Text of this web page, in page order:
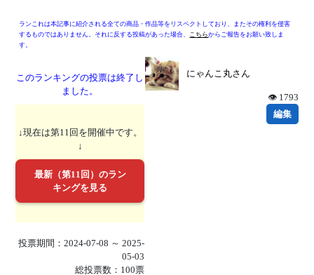
ランこれは本記事に紹介される全ての商品・作品等をリスペクトしており、またその権利を侵害
するものではありません。それに反する投稿があった場合、 こちらからご報告をお願い致しま
す。
このランキングの投票は終了し
ました。
↓現在は第11回を開催中です。
↓
最新（第11回）のラン
キングを見る
投票期間：2024-07-08 ～ 2025-
05-03
総投票数：100票
にゃんこ丸さん
👁 1793
編集